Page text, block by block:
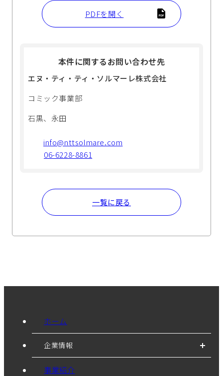
PDFを開く
本件に関するお問い合わせ先
エヌ・ティ・ティ・ソルマーレ株式会社
コミック事業部
石黒、永田
info@nttsolmare.com
06-6228-8861
一覧に戻る
ホーム
企業情報
事業紹介